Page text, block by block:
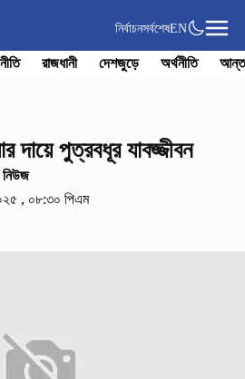
নির্বাচনসর্বশেষEN
রাজধানী দেশজুড়ে অর্থনীতি
দায়ে পুত্রবধূর যাবজ্জীবন
নিউজ
, ০৮:৩০ পিএম